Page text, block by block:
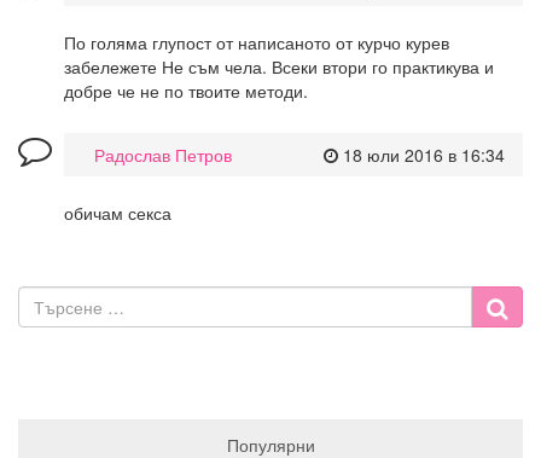
По голяма глупост от написаното от курчо курев
забележете Не съм чела. Всеки втори го практикува и
добре че не по твоите методи.
18 юли 2016 в 16:34
Радослав Петров
обичам секса
Популярни